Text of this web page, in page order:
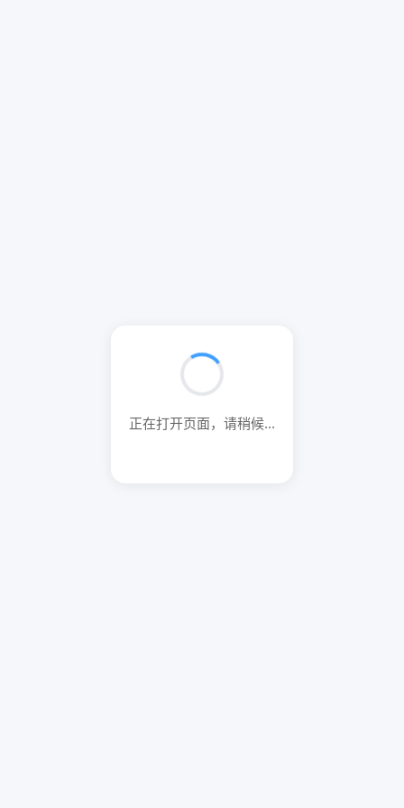
正在打开页面，请稍候...